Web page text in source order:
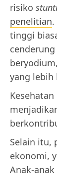
risiko
penelitian
tinggi
yang lebih
Selain itu,
ekonomi,
Anak-